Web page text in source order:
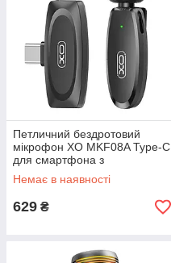
Петличний бездротовий
мікрофон XO MKF08A Type-C
для смартфона з
шумозаглушенням ANC
Немає в наявності
629 ₴